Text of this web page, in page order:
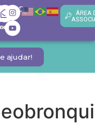
ÁREA
ajudar!